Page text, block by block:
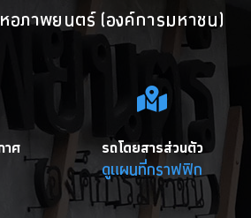
อภาพยนตร์ (องค์การมหาชน)
าศ รถโดยสารส่วนตัว
ดูแผนที่กราฟฟิก